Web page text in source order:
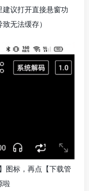
议打开直接悬窗功
无法缓存）
图标，再点【下载管
啦